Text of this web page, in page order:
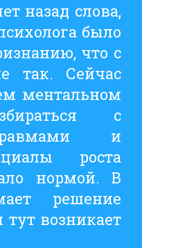
назад слова,
было
что с
так. Сейчас
ментальном
с
и
роста
нормой. В
решение
возникает